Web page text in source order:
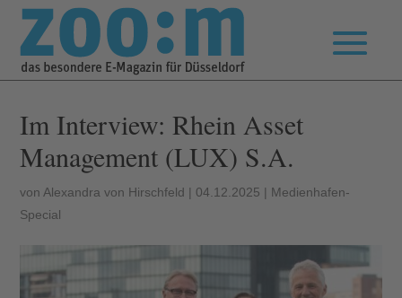
Im Interview: Rhein Asset
Management (LUX) S.A.
von Alexandra von Hirschfeld | 04.12.2025 | Medienhafen-
Special